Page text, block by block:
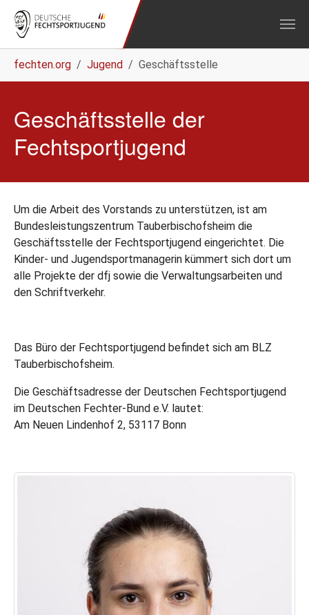
fechten.org Jugend Geschäftsstelle
Geschäftsstelle der
Fechtsportjugend
Um die Arbeit des Vorstands zu unterstützen, ist am
Bundesleistungszentrum Tauberbischofsheim die
Geschäftsstelle der Fechtsportjugend eingerichtet. Die
Kinder- und Jugendsportmanagerin kümmert sich dort um
alle Projekte der dfj sowie die Verwaltungsarbeiten und
den Schriftverkehr.
Das Büro der Fechtsportjugend befindet sich am BLZ
Tauberbischofsheim.
Die Geschäftsadresse der Deutschen Fechtsportjugend
im Deutschen Fechter-Bund e.V. lautet:
Am Neuen Lindenhof 2, 53117 Bonn